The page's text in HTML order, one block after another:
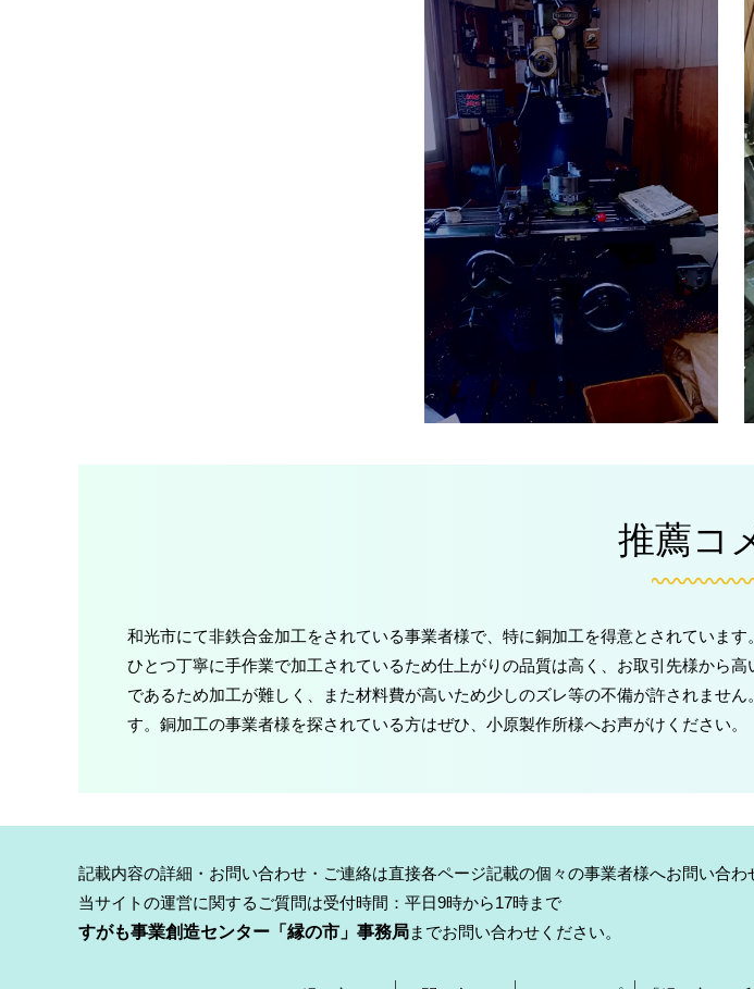
推薦コ
和光市にて非鉄合金加工をされている事業者様で、特に銅加工を得意とされていま
ひとつ丁寧に手作業で加工されているため仕上がりの品質は高く、お取引先様から
であるため加工が難しく、また材料費が高いため少しのズレ等の不備が許されませ
す。銅加工の事業者様を探されている方はぜひ、小原製作所様へお声がけください。
記載内容の詳細・お問い合わせ・ご連絡は直接各ページ記載の個々の事業者様へお問い合わ
当サイトの運営に関するご質問は受付時間：平日9時から17時まで
すがも事業創造センター「縁の市」事務局までお問い合わせください。